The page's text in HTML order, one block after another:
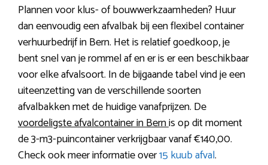
Plannen voor klus- of bouwwerkzaamheden? Huur
dan eenvoudig een afvalbak bij een flexibel container
verhuurbedrijf in Bern. Het is relatief goedkoop, je
bent snel van je rommel af en er is er een beschikbaar
voor elke afvalsoort. In de bijgaande tabel vind je een
uiteenzetting van de verschillende soorten
afvalbakken met de huidige vanafprijzen. De
voordeligste afvalcontainer in Bernis op dit moment
de 3-m3-puincontainer verkrijgbaar vanaf €140,00.
Check ook meer informatie over15 kuub afval.